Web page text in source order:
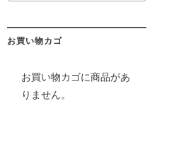
お買い物カゴ
お買い物カゴに商品があ
りません。